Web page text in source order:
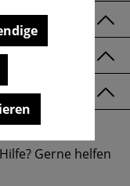
Gerne helfen